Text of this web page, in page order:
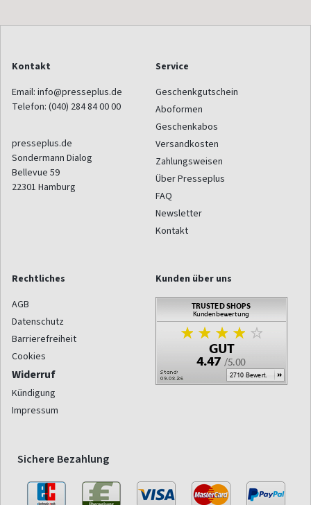
Kontakt
Email: info@presseplus.de
Telefon: (040) 284 84 00 00
presseplus.de
Sondermann Dialog
Bellevue 59
22301 Hamburg
Service
Geschenkgutschein
Aboformen
Geschenkabos
Versandkosten
Zahlungsweisen
Über Presseplus
FAQ
Newsletter
Kontakt
Rechtliches
AGB
Datenschutz
Barrierefreiheit
Cookies
Widerruf
Kündigung
Impressum
Kunden über uns
Sichere Bezahlung